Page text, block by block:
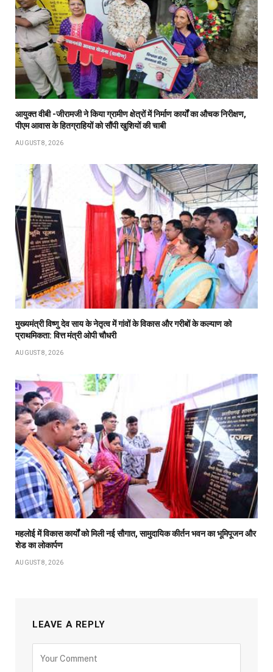
आयुक्त वीबी -जीरामजी ने किया ग्रामीण क्षेत्रों में निर्माण कार्यों का औचक निरीक्षण,
पीएम आवास के हितग्राहियों को सौंपी खुशियों की चाबी
AUGUST 8, 2026
मुख्यमंत्री विष्णु देव साय के नेतृत्व में गांवों के विकास और गरीबों के कल्याण को
प्राथमिकता: वित्त मंत्री ओपी चौधरी
AUGUST 8, 2026
महलोई में विकास कार्यों को मिली नई सौगात, सामुदायिक कीर्तन भवन का भूमिपूजन और
शेड का लोकार्पण
AUGUST 8, 2026
LEAVE A REPLY